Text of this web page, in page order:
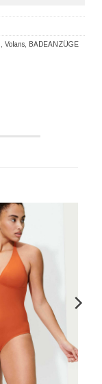
Volans BADEANZÜGE